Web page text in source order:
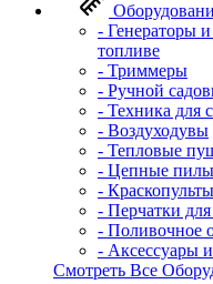
- Генераторы
топливе
- Триммеры
- Ручной
- Техника для
- Воздуходувы
- Тепловые
- Цепные пилы
- Краскопульты
- Перчатки для
- Поливочное
- Аксессуары
Смотреть Все